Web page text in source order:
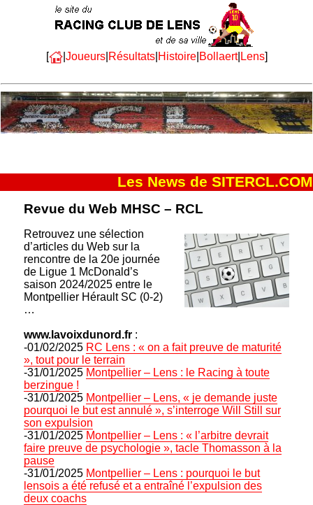
[ | Joueurs| Résultats| Histoire| Bollaert| Lens]
Les News de SITERCL.COM
Revue du Web MHSC – RCL
Retrouvez une sélection
d’articles du Web sur la
rencontre de la 20e journée
de Ligue 1 McDonald’s
saison 2024/2025 entre le
Montpellier Hérault SC (0-2)
…
www.lavoixdunord.fr :
-01/02/2025 RC Lens : « on a fait preuve de maturité
», tout pour le terrain
-31/01/2025 Montpellier – Lens : le Racing à toute
berzingue !
-31/01/2025 Montpellier – Lens, « je demande juste
pourquoi le but est annulé », s’interroge Will Still sur
son expulsion
-31/01/2025 Montpellier – Lens : « l’arbitre devrait
faire preuve de psychologie », tacle Thomasson à la
pause
-31/01/2025 Montpellier – Lens : pourquoi le but
lensois a été refusé et a entraîné l’expulsion des
deux coachs